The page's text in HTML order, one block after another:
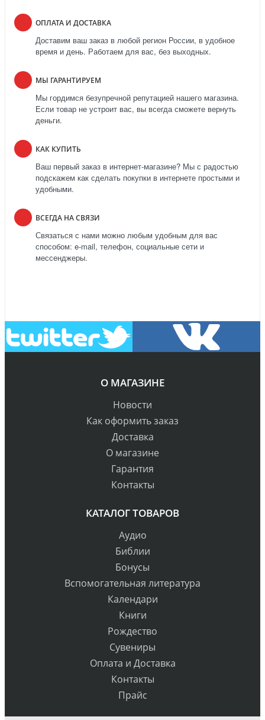
ОПЛАТА И ДОСТАВКА
Доставим ваш заказ в любой регион России, в удобное
время и день. Работаем для вас, без выходных.
МЫ ГАРАНТИРУЕМ
Мы гордимся безупречной репутацией нашего магазина.
Если товар не устроит вас, вы всегда сможете вернуть
деньги.
КАК КУПИТЬ
Ваш первый заказ в интернет-магазине? Мы с радостью
подскажем как сделать покупки в интернете простыми и
удобными.
ВСЕГДА НА СВЯЗИ
Связаться с нами можно любым удобным для вас
способом: e-mail, телефон, социальные сети и
мессенджеры.
О МАГАЗИНЕ
Новости
Как оформить заказ
Доставка
О магазине
Гарантия
Контакты
КАТАЛОГ ТОВАРОВ
Аудио
Библии
Бонусы
Вспомогательная литература
Календари
Книги
Рождество
Сувениры
Оплата и Доставка
Контакты
Прайс